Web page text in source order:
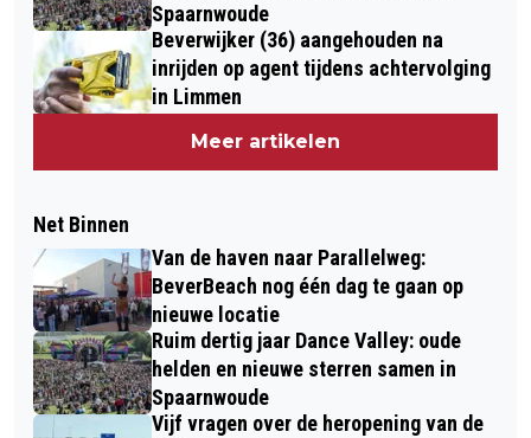
Spaarnwoude
Beverwijker (36) aangehouden na
inrijden op agent tijdens achtervolging
in Limmen
Meer artikelen
Net Binnen
Van de haven naar Parallelweg:
BeverBeach nog één dag te gaan op
nieuwe locatie
Ruim dertig jaar Dance Valley: oude
helden en nieuwe sterren samen in
Spaarnwoude
Vijf vragen over de heropening van de